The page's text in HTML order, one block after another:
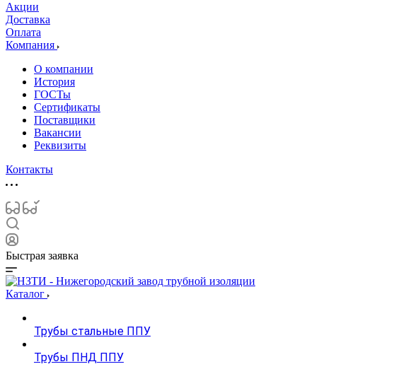
Акции
Доставка
Оплата
Компания
О компании
История
ГОСТы
Сертификаты
Поставщики
Вакансии
Реквизиты
Контакты
Быстрая заявка
Каталог
Трубы стальные ППУ
Трубы ПНД ППУ